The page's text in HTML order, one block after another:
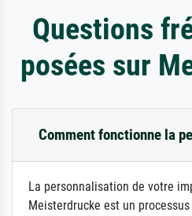
Questions
posées sur
Comment fonctionne la
La personnalisation de votre
Meisterdrucke est un